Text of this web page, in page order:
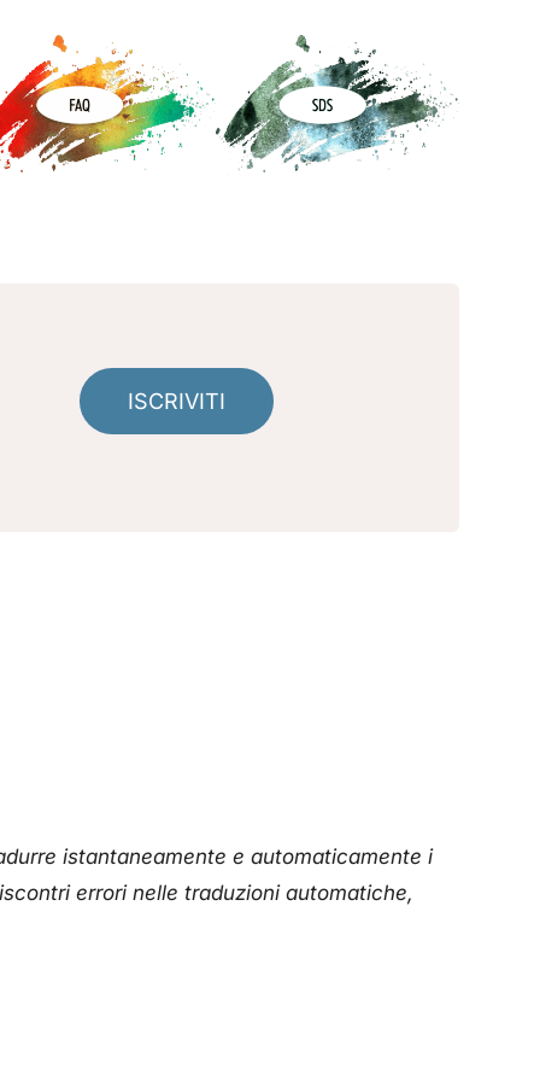
ISCRIVITI
istantaneamente e automaticamente i
errori nelle traduzioni automatiche,